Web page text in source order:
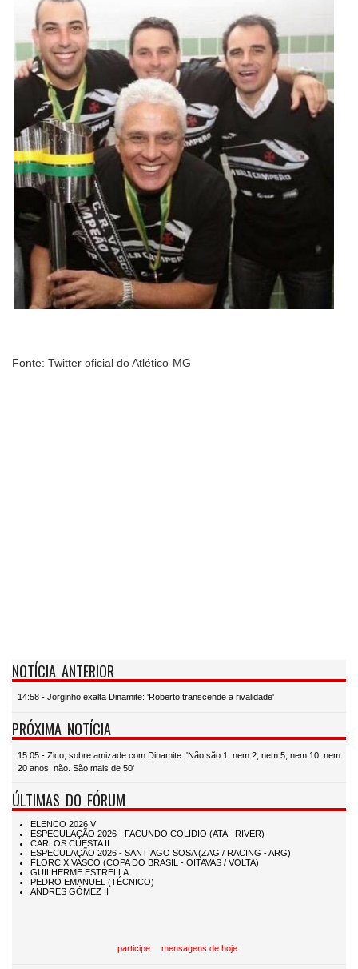
Fonte: Twitter oficial do Atlético-MG
NOTÍCIA ANTERIOR
14:58 - Jorginho exalta Dinamite: 'Roberto transcende a rivalidade'
PRÓXIMA NOTÍCIA
15:05 - Zico, sobre amizade com Dinamite: 'Não são 1, nem 2, nem 5, nem 10, nem
20 anos, não. São mais de 50'
ÚLTIMAS DO FÓRUM
participe mensagens de hoje